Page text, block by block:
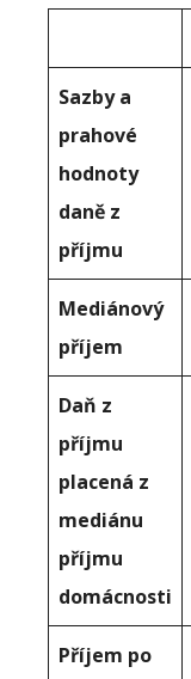
Sazby a
prahové
hodnoty
daně z
příjmu
Mediánový
příjem
Daň z
příjmu
placená z
mediánu
příjmu
domácnosti
Příjem po